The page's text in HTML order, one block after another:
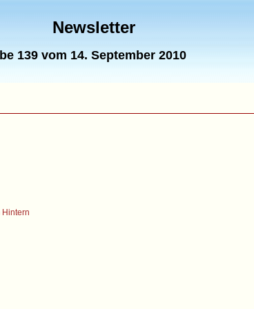
Newsletter
139 vom 14. September 2010
Hintern